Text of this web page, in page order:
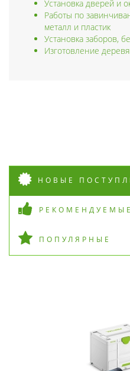
Установка дверей и
Работы по
металл и пластик
Установка заборов,
Изготовление
НОВЫЕ
РЕКОМЕНДУЕМЫЕ
ПОПУЛЯРНЫЕ